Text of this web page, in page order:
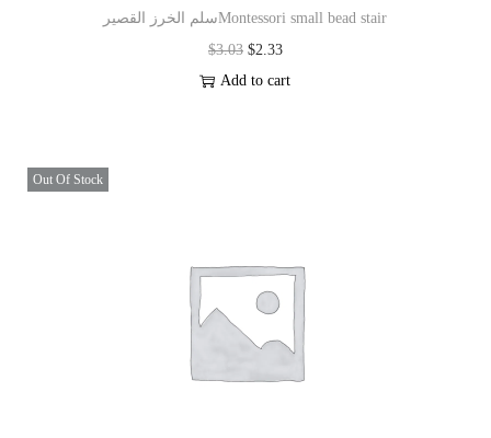
سلم الخرز القصيرMontessori small bead stair
$3.03 $2.33
Add to cart
Out Of Stock